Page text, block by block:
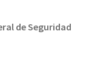
de Seguridad